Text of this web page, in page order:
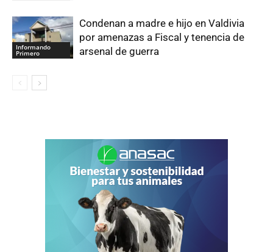
Informando
Primero
Condenan a madre e hijo en Valdivia
por amenazas a Fiscal y tenencia de
arsenal de guerra